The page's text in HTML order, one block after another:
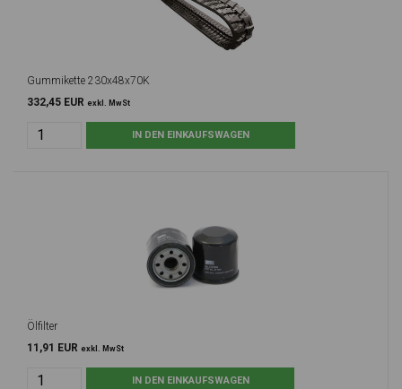
Gummikette 230x48x70K
332,45 EUR exkl. MwSt
Ölfilter
11,91 EUR exkl. MwSt